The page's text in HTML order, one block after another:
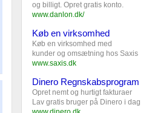
og billigt. Opret gratis konto.
www.danlon.dk/
Køb en virksomhed
Køb en virksomhed med
kunder og omsætning hos Saxis
www.saxis.dk
Dinero Regnskabsprogram
Opret nemt og hurtigt fakturaer
Lav gratis bruger på Dinero i dag